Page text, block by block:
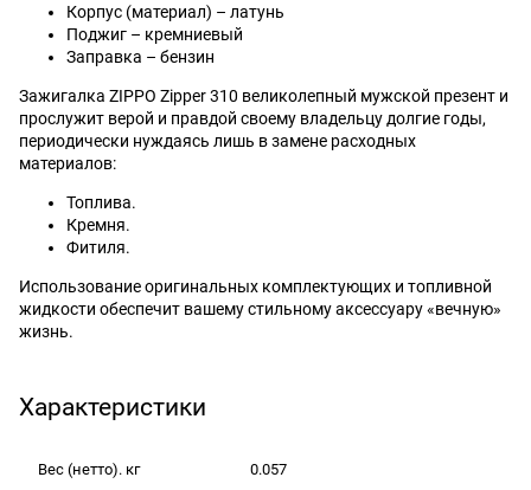
Корпус (материал) – латунь
Поджиг – кремниевый
Заправка – бензин
Зажигалка ZIPPO Zipper 310 великолепный мужской презент и
прослужит верой и правдой своему владельцу долгие годы,
периодически нуждаясь лишь в замене расходных
материалов:
Топлива.
Кремня.
Фитиля.
Использование оригинальных комплектующих и топливной
жидкости обеспечит вашему стильному аксессуару «вечную»
жизнь.
Характеристики
Вес (нетто). кг 0.057